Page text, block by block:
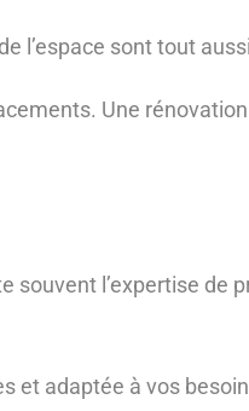
l’espace sont tout
Une
souvent l’expertise de
et adaptée à vos